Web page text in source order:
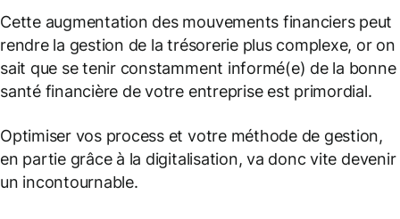
Cette augmentation des mouvements financiers peut
rendre la gestion de la trésorerie plus complexe, or on
sait que se tenir constamment informé(e) de la bonne
santé financière de votre entreprise est primordial.
Optimiser vos process et votre méthode de gestion,
en partie grâce à la digitalisation, va donc vite devenir
un incontournable.